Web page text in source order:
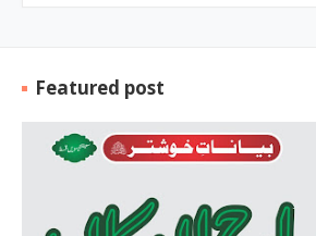
Featured post